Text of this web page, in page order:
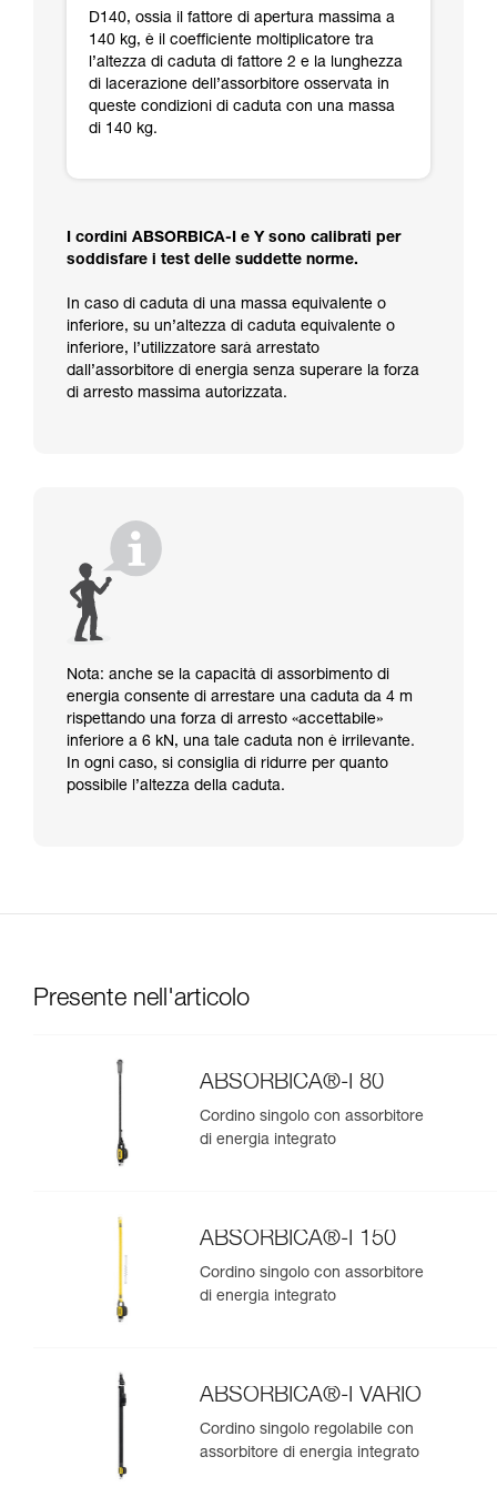
D140, ossia il fattore di apertura massima a
140 kg, è il coefficiente moltiplicatore tra
l’altezza di caduta di fattore 2 e la lunghezza
di lacerazione dell’assorbitore osservata in
queste condizioni di caduta con una massa
di 140 kg.
I cordini ABSORBICA-I e Y sono calibrati per
soddisfare i test delle suddette norme.
In caso di caduta di una massa equivalente o
inferiore, su un’altezza di caduta equivalente o
inferiore, l’utilizzatore sarà arrestato
dall’assorbitore di energia senza superare la forza
di arresto massima autorizzata.
Nota: anche se la capacità di assorbimento di
energia consente di arrestare una caduta da 4 m
rispettando una forza di arresto «accettabile»
inferiore a 6 kN, una tale caduta non è irrilevante.
In ogni caso, si consiglia di ridurre per quanto
possibile l’altezza della caduta.
Presente nell'articolo
ABSORBICA®-I 80
Cordino singolo con assorbitore
di energia integrato
ABSORBICA®-I 150
Cordino singolo con assorbitore
di energia integrato
ABSORBICA®-I VARIO
Cordino singolo regolabile con
assorbitore di energia integrato